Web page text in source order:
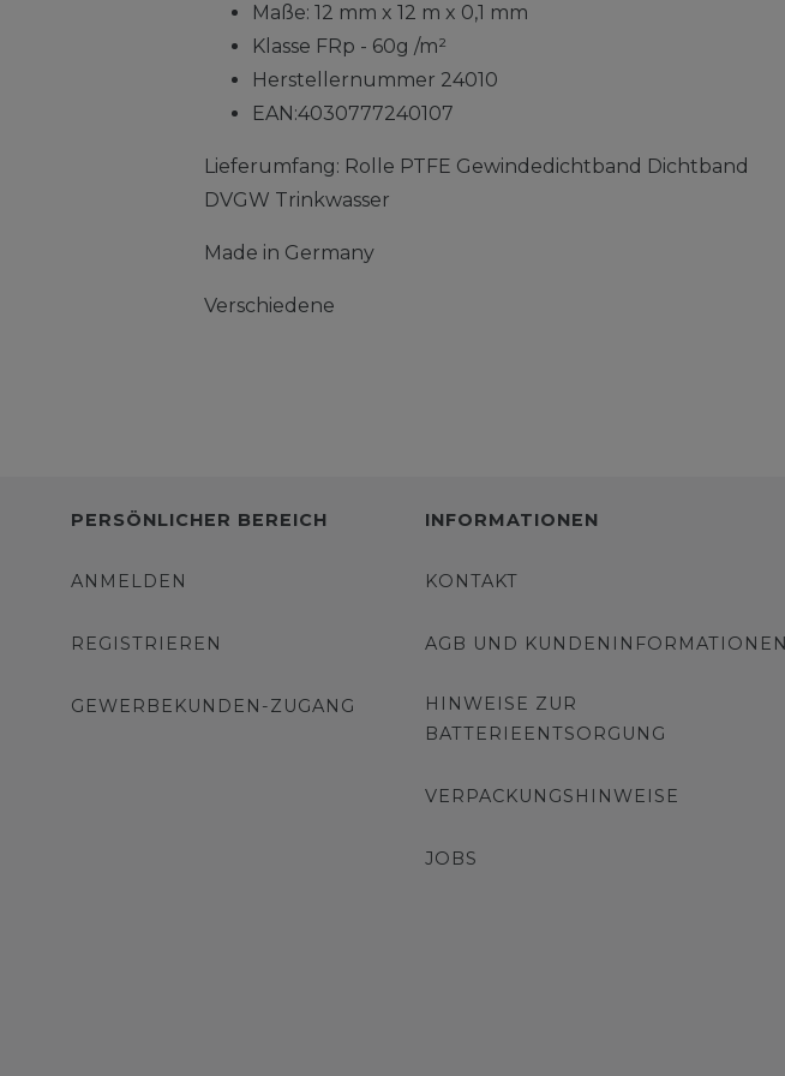
Maße: 12 mm x 12 m x 0,1 mm
Klasse FRp - 60g /m²
Herstellernummer 24010
EAN:4030777240107
Lieferumfang: Rolle PTFE Gewindedichtband Dichtband
DVGW Trinkwasser
Made in Germany
Verschiedene
PERSÖNLICHER BEREICH
ANMELDEN
REGISTRIEREN
GEWERBEKUNDEN-ZUGANG
INFORMATIONEN
KONTAKT
AGB UND KUNDENINFORMATIONEN
HINWEISE ZUR
BATTERIEENTSORGUNG
VERPACKUNGSHINWEISE
JOBS